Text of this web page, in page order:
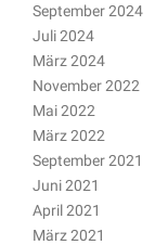
September 2024
Juli 2024
März 2024
November 2022
Mai 2022
März 2022
September 2021
Juni 2021
April 2021
März 2021